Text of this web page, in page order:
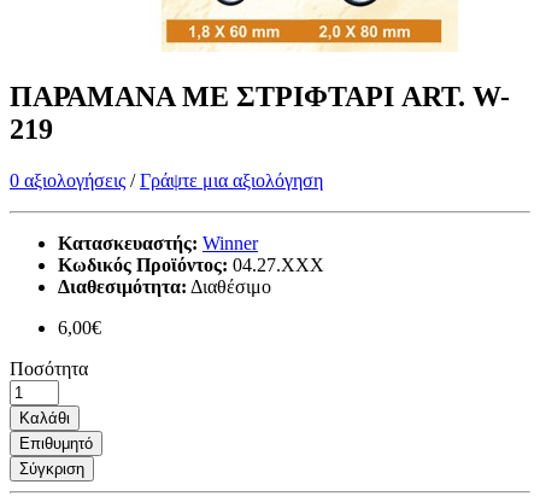
ΠΑΡΑΜΑΝΑ ΜΕ ΣΤΡΙΦΤΑΡΙ ART. W-
219
0 αξιολογήσεις /Γράψτε μια αξιολόγηση
Κατασκευαστής: Winner
Κωδικός Προϊόντος: 04.27.ΧΧΧ
Διαθεσιμότητα: Διαθέσιμο
6,00€
Ποσότητα
Καλάθι
Επιθυμητό
Σύγκριση